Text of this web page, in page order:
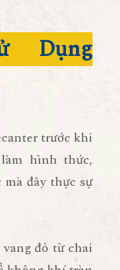
Dụng
trước khi
hình thức,
đây thực sự
đỏ từ chai